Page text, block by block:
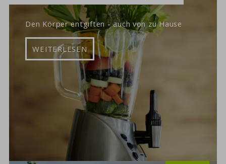
Den Körper entgiften - auch von zu Hause
WEITERLESEN